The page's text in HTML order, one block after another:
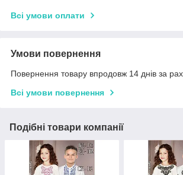
Всі умови оплати
Умови повернення
Повернення товару впродовж 14 днів за
Всі умови повернення
Подібні товари компанії